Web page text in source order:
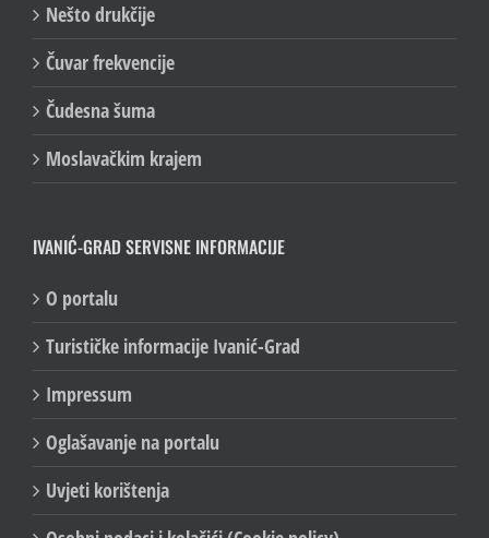
Nešto drukčije
Čuvar frekvencije
Čudesna šuma
Moslavačkim krajem
IVANIĆ-GRAD SERVISNE INFORMACIJE
O portalu
Turističke informacije Ivanić-Grad
Impressum
Oglašavanje na portalu
Uvjeti korištenja